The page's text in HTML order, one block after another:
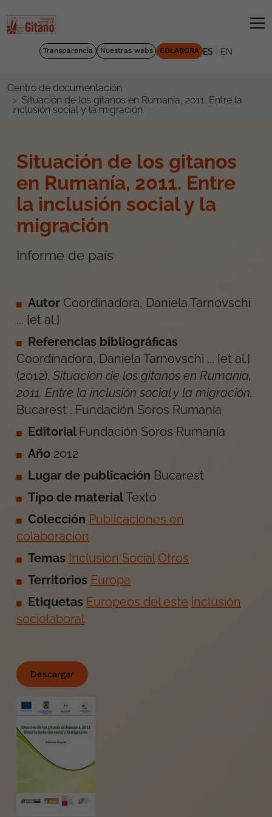
Transparencia Nuestras webs COLABORA ES EN
Centro de documentación
Situación de los gitanos en Rumanía, 2011. Entre la
inclusión social y la migración
Situación de los gitanos
en Rumanía, 2011. Entre
la inclusión social y la
migración
Informe de país
Autor Coordinadora, Daniela Tarnovschi
... [et al.]
Referencias bibliográficas
Coordinadora, Daniela Tarnovschi ... [et al.]
(2012). Situación de los gitanos en Rumanía,
2011. Entre la inclusión social y la migración.
Bucarest . Fundación Soros Rumanía
Editorial Fundación Soros Rumanía
Año 2012
Lugar de publicación Bucarest
Tipo de material Texto
Colección Publicaciones en
colaboración
Temas Inclusión Social Otros
Territorios Europa
Etiquetas Europeos del este inclusión
sociolaboral
Descargar